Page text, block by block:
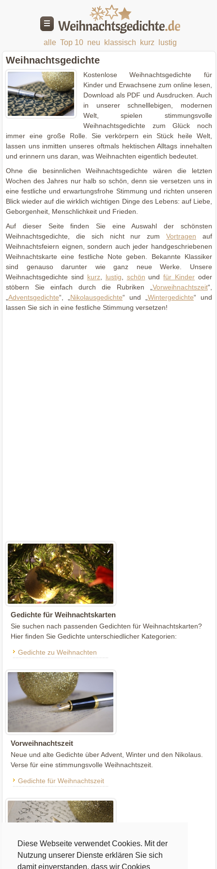
Diese Webseite verwendet Cookies. Mit der
Nutzung unserer Dienste erklären Sie sich
damit einverstanden, dass wir Cookies
alle Top 10 neu klassisch kurz lustig
Weihnachtsgedichte
Kostenlose Weihnachtsgedichte für
Kinder und Erwachsene zum online lesen,
Download als PDF und Ausdrucken. Auch
in unserer schnelllebigen, modernen
Welt, spielen stimmungsvolle
Weihnachtsgedichte zum Glück noch
immer eine große Rolle. Sie verkörpern ein Stück heile Welt,
lassen uns inmitten unseres oftmals hektischen Alltags innehalten
und erinnern uns daran, was Weihnachten eigentlich bedeutet.
Ohne die besinnlichen Weihnachtsgedichte wären die letzten
Wochen des Jahres nur halb so schön, denn sie versetzen uns in
eine festliche und erwartungsfrohe Stimmung und richten unseren
Blick wieder auf die wirklich wichtigen Dinge des Lebens: auf Liebe,
Geborgenheit, Menschlichkeit und Frieden.
Auf dieser Seite finden Sie eine Auswahl der schönsten
Weihnachtsgedichte, die sich nicht nur zumVortragen auf
Weihnachtsfeiern eignen, sondern auch jeder handgeschriebenen
Weihnachtskarte eine festliche Note geben. Bekannte Klassiker
sind genauso darunter wie ganz neue Werke. Unsere
Weihnachtsgedichte sind kurz lustig schön undfür Kinder oder
stöbern Sie einfach durch die Rubriken „ Vorweihnachtszeit“,
„Adventsgedichte“, „ Nikolausgedichte“ und „ Wintergedichte“ und
lassen Sie sich in eine festliche Stimmung versetzen!
Gedichte für Weihnachtskarten
Sie suchen nach passenden Gedichten für Weihnachtskarten?
Hier finden Sie Gedichte unterschiedlicher Kategorien:
Gedichte zu Weihnachten
Vorweihnachtszeit
Neue und alte Gedichte über Advent, Winter und den Nikolaus.
Verse für eine stimmungsvolle Weihnachtszeit.
Gedichte für Weihnachtszeit